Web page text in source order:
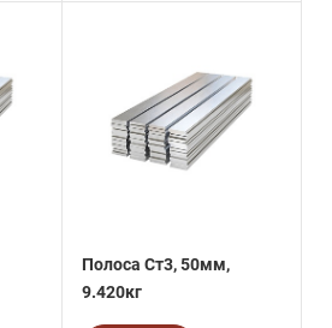
Полоса Ст3, 50мм,
9.420кг